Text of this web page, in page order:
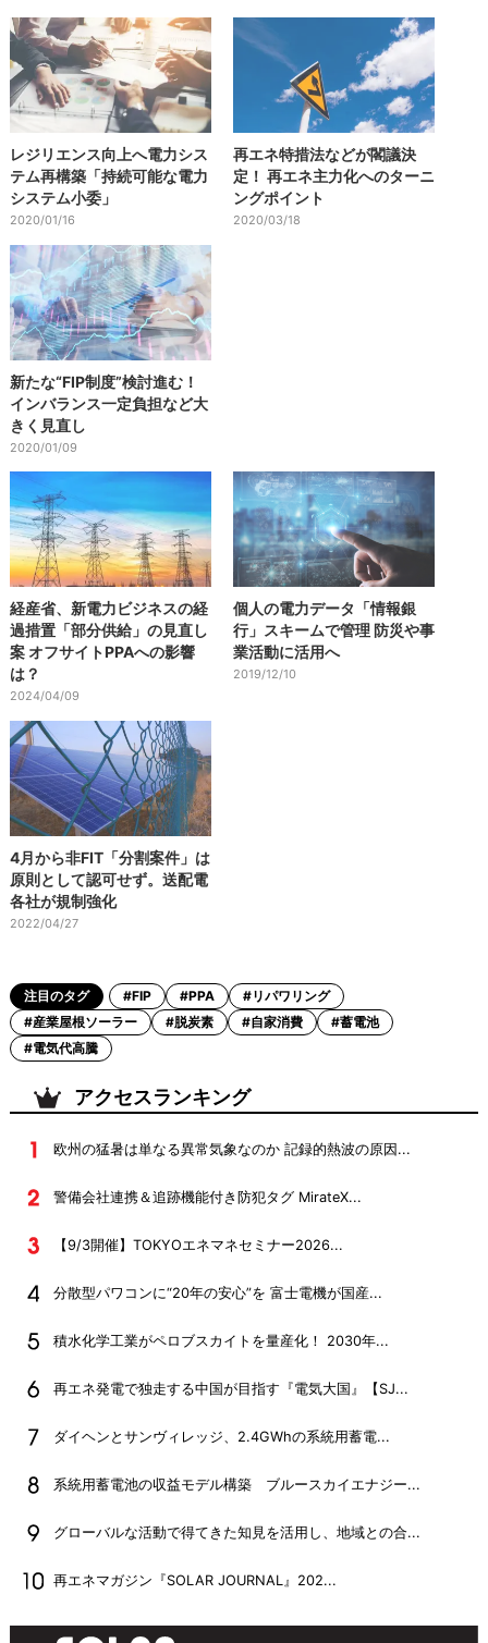
レジリエンス向上へ電力シス
テム再構築「持続可能な電力
システム小委」
2020/01/16
再エネ特措法などが閣議決
定！ 再エネ主力化へのターニ
ングポイント
2020/03/18
新たな“FIP制度”検討進む！
インバランス一定負担など大
きく見直し
2020/01/09
経産省、新電力ビジネスの経
過措置「部分供給」の見直し
案 オフサイトPPAへの影響
は？
2024/04/09
個人の電力データ「情報銀
行」スキームで管理 防災や事
業活動に活用へ
2019/12/10
4月から非FIT「分割案件」は
原則として認可せず。送配電
各社が規制強化
2022/04/27
注目のタグ #FIP #PPA
#リパワリング
#産業屋根ソーラー
#脱炭素 #自家消費
#蓄電池
#電気代高騰
アクセスランキング
欧州の猛暑は単なる異常気象なのか 記録的熱波の原因...
警備会社連携＆追跡機能付き防犯タグ MirateX...
【9/3開催】TOKYOエネマネセミナー2026...
分散型パワコンに“20年の安心”を 富士電機が国産...
積水化学工業がペロブスカイトを量産化！ 2030年...
再エネ発電で独走する中国が目指す『電気大国』【SJ...
ダイヘンとサンヴィレッジ、2.4GWhの系統用蓄電...
系統用蓄電池の収益モデル構築 ブルースカイエナジー...
グローバルな活動で得てきた知見を活用し、地域との合...
再エネマガジン『SOLAR JOURNAL』202...